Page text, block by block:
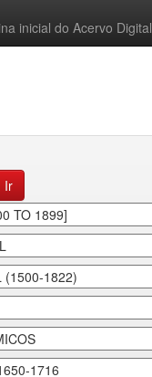
inicial do Acervo Digital